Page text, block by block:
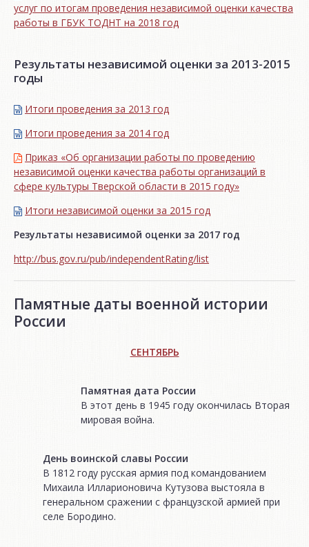
услуг по итогам проведения независимой оценки качества
работы в ГБУК ТОДНТ на 2018 год
Результаты независимой оценки за 2013-2015
годы
Итоги проведения за 2013 год
Итоги проведения за 2014 год
Приказ «Об организации работы по проведению
независимой оценки качества работы организаций в
сфере культуры Тверской области в 2015 году»
Итоги независимой oценки за 2015 год
Результаты независимой оценки за 2017 год
http://bus.gov.ru/pub/independentRating/list
Памятные даты военной истории
России
СЕНТЯБРЬ
Памятная дата России
В этот день в 1945 году окончилась Вторая
мировая война.
День воинской славы России
В 1812 году русская армия под командованием
Михаила Илларионовича Кутузова выстояла в
генеральном сражении с французской армией при
селе Бородино.